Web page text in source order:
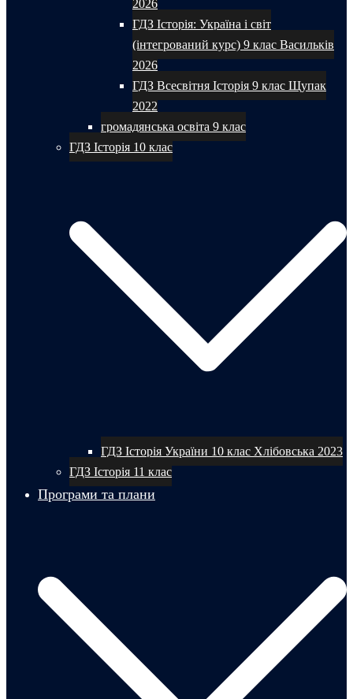
2026
ГДЗ Історія: Україна і світ
(інтегрований курс) 9 клас Васильків
2026
ГДЗ Всесвітня Історія 9 клас Щупак
2022
громадянська освіта 9 клас
ГДЗ Історія 10 клас
ГДЗ Історія України 10 клас Хлібовська 2023
ГДЗ Історія 11 клас
Програми та плани